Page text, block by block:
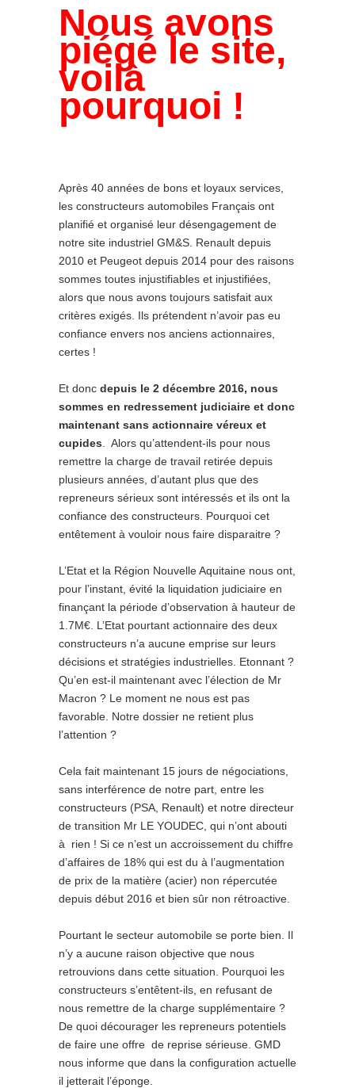
Nous avons
piégé le site,
voilà
pourquoi !
Après 40 années de bons et loyaux services,
les constructeurs automobiles Français ont
planifié et organisé leur désengagement de
notre site industriel GM&S. Renault depuis
2010 et Peugeot depuis 2014 pour des raisons
sommes toutes injustifiables et injustifiées,
alors que nous avons toujours satisfait aux
critères exigés. Ils prétendent n’avoir pas eu
confiance envers nos anciens actionnaires,
certes !
Et donc depuis le 2 décembre 2016, nous
sommes en redressement judiciaire et donc
maintenant sans actionnaire véreux et
cupides . Alors qu’attendent-ils pour nous
remettre la charge de travail retirée depuis
plusieurs années, d’autant plus que des
repreneurs sérieux sont intéressés et ils ont la
confiance des constructeurs. Pourquoi cet
entêtement à vouloir nous faire disparaitre ?
L’Etat et la Région Nouvelle Aquitaine nous ont,
pour l’instant, évité la liquidation judiciaire en
finançant la période d’observation à hauteur de
1.7M€. L’Etat pourtant actionnaire des deux
constructeurs n’a aucune emprise sur leurs
décisions et stratégies industrielles. Etonnant ?
Qu’en est-il maintenant avec l’élection de Mr
Macron ? Le moment ne nous est pas
favorable. Notre dossier ne retient plus
l’attention ?
Cela fait maintenant 15 jours de négociations,
sans interférence de notre part, entre les
constructeurs (PSA, Renault) et notre directeur
de transition Mr LE YOUDEC, qui n’ont abouti
à rien ! Si ce n’est un accroissement du chiffre
d’affaires de 18% qui est du à l’augmentation
de prix de la matière (acier) non répercutée
depuis début 2016 et bien sûr non rétroactive.
Pourtant le secteur automobile se porte bien. Il
n’y a aucune raison objective que nous
retrouvions dans cette situation. Pourquoi les
constructeurs s’entêtent-ils, en refusant de
nous remettre de la charge supplémentaire ?
De quoi décourager les repreneurs potentiels
de faire une offre de reprise sérieuse. GMD
nous informe que dans la configuration actuelle
il jetterait l’éponge.